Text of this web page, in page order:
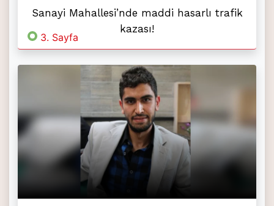
Sanayi Mahallesi’nde maddi hasarlı trafik
kazası!
3. Sayfa